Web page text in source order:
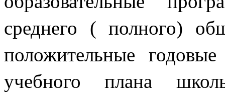
среднего ( полного)
положительные
учебного плана